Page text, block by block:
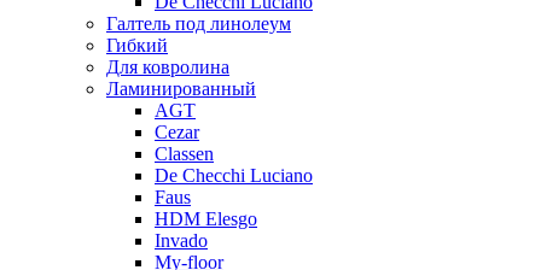
Галтель под линолеум
Гибкий
Для ковролина
Ламинированный
AGT
Cezar
Classen
De Checchi Luciano
Faus
HDM Elesgo
Invado
My-floor